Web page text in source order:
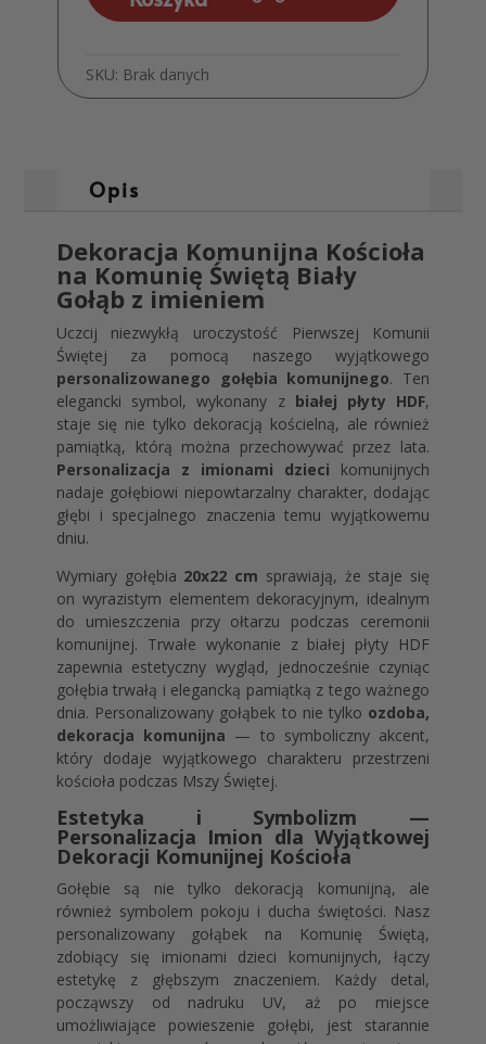
z
SKU: Brak danych
Opis
Dekoracja Komunijna Kościoła
na Komunię Świętą Biały
Gołąb z imieniem
Uczcij niezwykłą uroczystość Pierwszej Komunii
Świętej za pomocą naszego wyjątkowego
personalizowanego gołębia komunijnego. Ten
elegancki symbol, wykonany zbiałej płyty HDF,
staje się nie tylko dekoracją kościelną, ale również
pamiątką, którą można przechowywać przez lata.
Personalizacja z imionami dzieci komunijnych
nadaje gołębiowi niepowtarzalny charakter, dodając
głębi i specjalnego znaczenia temu wyjątkowemu
dniu.
Wymiary gołębia 20x22 cm sprawiają, że staje się
on wyrazistym elementem dekoracyjnym, idealnym
do umieszczenia przy ołtarzu podczas ceremonii
komunijnej. Trwałe wykonanie z białej płyty HDF
zapewnia estetyczny wygląd, jednocześnie czyniąc
gołębia trwałą i elegancką pamiątką z tego ważnego
dnia. Personalizowany gołąbek to nie tylko ozdoba,
dekoracja komunijna — to symboliczny akcent,
który dodaje wyjątkowego charakteru przestrzeni
kościoła podczas Mszy Świętej.
Estetyka i Symbolizm —
Personalizacja Imion dla Wyjątkowej
Dekoracji Komunijnej Kościoła
Gołębie są nie tylko dekoracją komunijną, ale
również symbolem pokoju i ducha świętości. Nasz
personalizowany gołąbek na Komunię Świętą,
zdobiący się imionami dzieci komunijnych, łączy
estetykę z głębszym znaczeniem. Każdy detal,
począwszy od nadruku UV, aż po miejsce
umożliwiające powieszenie gołębi, jest starannie